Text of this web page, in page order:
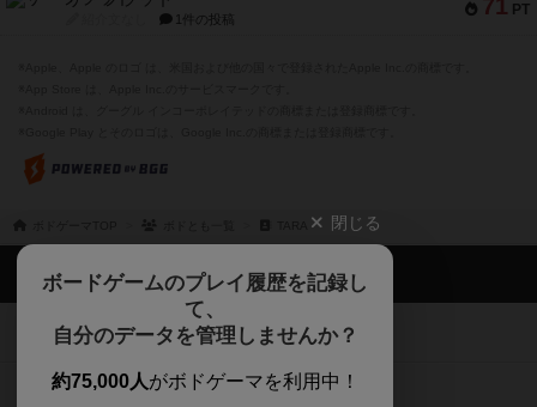
71 PT
1件の投稿
閉じる
ボードゲームのプレイ履歴を記録し
て、
自分のデータを管理しませんか？
約75,000人がボドゲーマを利用中！
ボドゲーマTOP
ボードゲームを検索する
ボードゲームの新着レビュー